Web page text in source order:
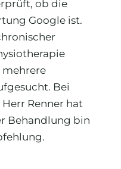
ob die
Google ist.
mehrere
Bei
Renner hat
Behandlung bin